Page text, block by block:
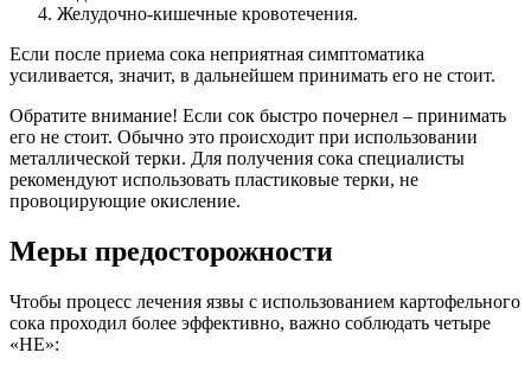
Желудочно-кишечные кровотечения.
Если после приема сока неприятная симптоматика
усиливается, значит, в дальнейшем принимать его не стоит.
Обратите внимание! Если сок быстро почернел – принимать
его не стоит. Обычно это происходит при использовании
металлической терки. Для получения сока специалисты
рекомендуют использовать пластиковые терки, не
провоцирующие окисление.
Меры предосторожности
Чтобы процесс лечения язвы с использованием картофельного
сока проходил более эффективно, важно соблюдать четыре
«НЕ»: